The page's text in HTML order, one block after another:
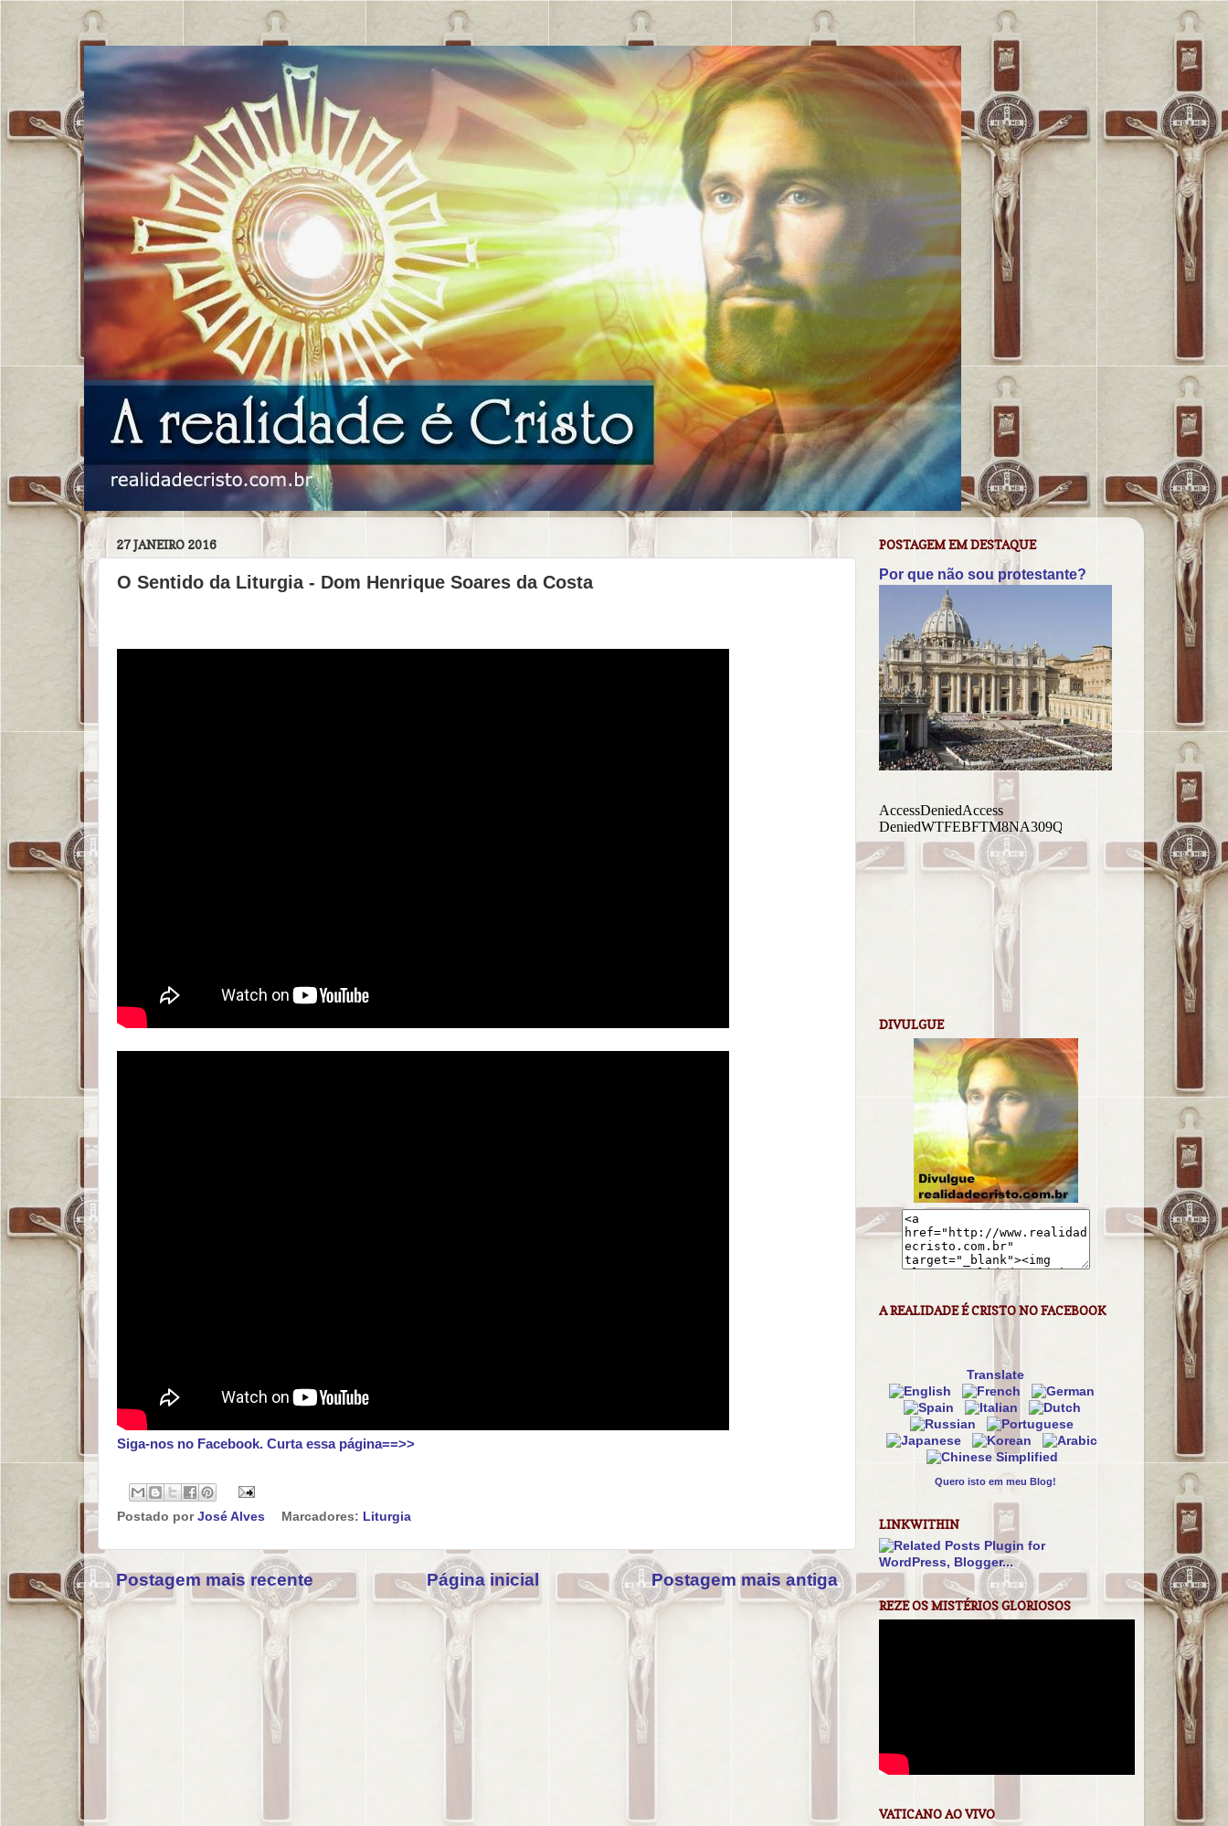
27 JANEIRO 2016
O Sentido da Liturgia - Dom Henrique Soares da Costa
Siga-nos no Facebook. Curta essa página==>>
Postado por José Alves Marcadores: Liturgia
Postagem mais recente Postagem mais antiga
Página inicial
POSTAGEM EM DESTAQUE
Por que não sou protestante?
DIVULGUE
A REALIDADE É CRISTO NO FACEBOOK
Translate
Quero isto em meu Blog!
LINKWITHIN
REZE OS MISTÉRIOS GLORIOSOS
VATICANO AO VIVO